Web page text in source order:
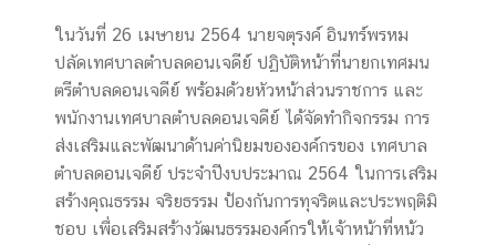
ในวันที่ 26 เมษายน 2564 นายจตุรงค์ อินทร์พรหม
ปลัดเทศบาลตําบลดอนเจดีย์ ปฏิบัติหน้าที่นายกเทศมน
ตรีตําบลดอนเจดีย์ พร้อมด้วยหัวหน้าส่วนราชการ และ
พนักงานเทศบาลตําบลดอนเจดีย์ ได้จัดทํากิจกรรม การ
ส่งเสริมและพัฒนาด้านค่านิยมขององค์กรของ เทศบาล
ตําบลดอนเจดีย์ ประจําปีงบประมาณ 2564 ในการเสริม
สร้างคุณธรรม จริยธรรม ป้องกันการทุจริตและประพฤติมิ
ชอบ เพื่อเสริมสร้างวัฒนธรรมองค์กรให้เจ้าหน้าที่หน้ว